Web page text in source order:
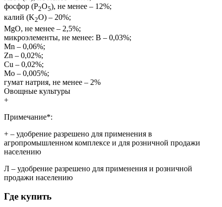
фосфор (P2O5), не менее – 12%;
калий (K2O) – 20%;
MgO, не менее – 2,5%;
микроэлементы, не менее: B – 0,03%;
Mn – 0,06%;
Zn – 0,02%;
Сu – 0,02%;
Mo – 0,005%;
гумат натрия, не менее – 2%
Овощные культуры
+
Примечание*:
+ – удобрение разрешено для применения в
агропромышленном комплексе и для розничной продажи
населению
Л – удобрение разрешено для применения и розничной
продажи населению
Где купить